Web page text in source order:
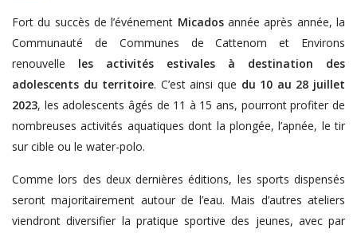
Fort du succès de l’événement Micadosannée après année, la
Communauté de Communes de Cattenom et Environs
renouvelle les activités estivales à destination des
adolescents du territoire. C’est ainsi que du 10 au 28 juillet
2023, les adolescents âgés de 11 à 15 ans, pourront profiter de
nombreuses activités aquatiques dont la plongée, l’apnée, le tir
sur cible ou le water-polo.
Comme lors des deux dernières éditions, les sports dispensés
seront majoritairement autour de l’eau. Mais d’autres ateliers
viendront diversifier la pratique sportive des jeunes, avec par